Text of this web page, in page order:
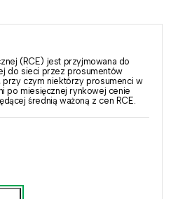
(RCE) jest przyjmowana do
do sieci przez prosumentów
czym niektórzy prosumenci w
po miesięcznej rynkowej cenie
średnią ważoną z cen RCE.